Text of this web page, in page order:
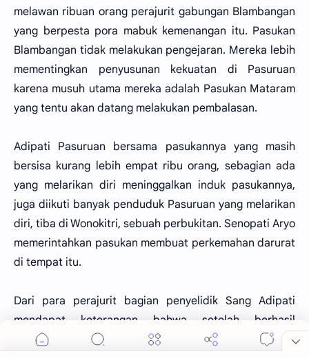
melawan ribuan orang perajurit gabungan Blambangan
yang berpesta pora mabuk kemenangan itu. Pasukan
Blambangan tidak melakukan pengejaran. Mereka lebih
mementingkan penyusunan kekuatan di Pasuruan
karena musuh utama mereka adalah Pasukan Mataram
yang tentu akan datang melakukan pembalasan.
Adipati Pasuruan bersama pasukannya yang masih
bersisa kurang lebih empat ribu orang, sebagian ada
yang melarikan diri meninggalkan induk pasukannya,
juga diikuti banyak penduduk Pasuruan yang melarikan
diri, tiba di Wonokitri, sebuah perbukitan. Senopati Aryo
memerintahkan pasukan membuat perkemahan darurat
di tempat itu.
Dari para perajurit bagian penyelidik Sang Adipati
mendapat keterangan bahwa setelah berhasil
meloloskan diri dari kota Pasuruan yang telah diserbu